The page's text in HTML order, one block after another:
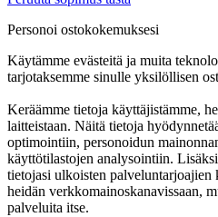
Personoi ostokokemuksesi
Käytämme evästeitä ja muita
tarjotaksemme sinulle yksilöllisen
Keräämme tietoja käyttäjistämme,
laitteistaan. Näitä tietoja
optimointiin, personoidun
käyttötilastojen analysointiin.
tietojasi ulkoisten palveluntarjoajien
heidän verkkomainoskanavissaan,
palveluita itse.